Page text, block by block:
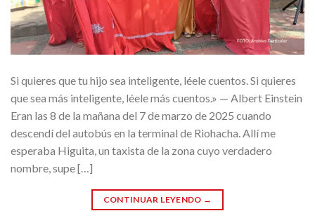
Si quieres que tu hijo sea inteligente, léele cuentos. Si quieres
que sea más inteligente, léele más cuentos.» — Albert Einstein
Eran las 8 de la mañana del 7 de marzo de 2025 cuando
descendí del autobús en la terminal de Riohacha. Allí me
esperaba Higuita, un taxista de la zona cuyo verdadero
nombre, supe […]
CONTINUAR LEYENDO →